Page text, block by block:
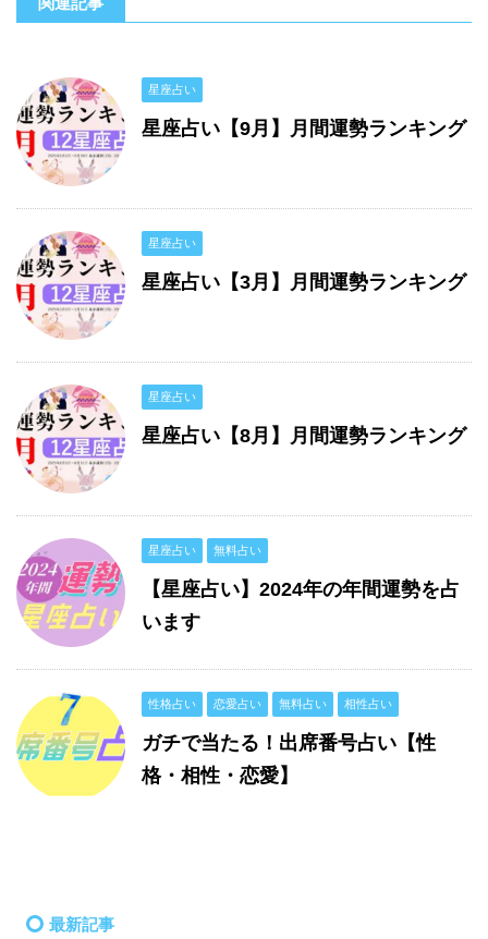
星座占い
星座占い【9月】月間運勢ランキング
星座占い
星座占い【3月】月間運勢ランキング
星座占い
星座占い【8月】月間運勢ランキング
星座占い 無料占い
【星座占い】2024年の年間運勢を占
います
性格占い 恋愛占い 無料占い 相性占い
ガチで当たる！出席番号占い【性
格・相性・恋愛】
最新記事